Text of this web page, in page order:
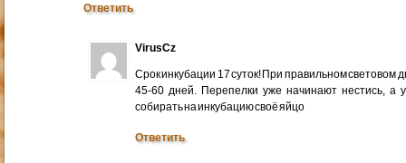
Ответить
VirusCz
Срок инкубации 17 суток! При правильном световом
45-60 дней. Перепелки уже начинают нестись, а
собирать на инкубацию своё яйцо
Ответить